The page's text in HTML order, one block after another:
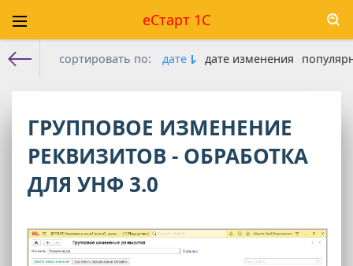
еСтарт 1С
сортировать по: дате дате изменения
ГРУППОВОЕ ИЗМЕНЕНИЕ
РЕКВИЗИТОВ - ОБРАБОТКА
ДЛЯ УНФ 3.0